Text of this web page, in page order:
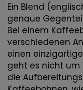
Ein Blend
genaue
Bei einem
verschiedenen
einen
geht es nicht um
die